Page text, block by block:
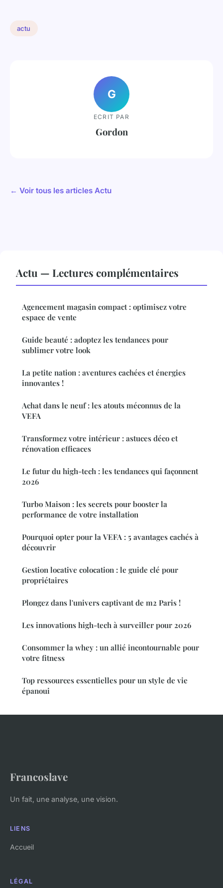
actu
G
ECRIT PAR
Gordon
← Voir tous les articles Actu
Actu — Lectures complémentaires
Agencement magasin compact : optimisez votre
espace de vente
Guide beauté : adoptez les tendances pour
sublimer votre look
La petite nation : aventures cachées et énergies
innovantes !
Achat dans le neuf : les atouts méconnus de la
VEFA
Transformez votre intérieur : astuces déco et
rénovation efficaces
Le futur du high-tech : les tendances qui façonnent
2026
Turbo Maison : les secrets pour booster la
performance de votre installation
Pourquoi opter pour la VEFA : 5 avantages cachés à
découvrir
Gestion locative colocation : le guide clé pour
propriétaires
Plongez dans l'univers captivant de m2 Paris !
Les innovations high-tech à surveiller pour 2026
Consommer la whey : un allié incontournable pour
votre fitness
Top ressources essentielles pour un style de vie
épanoui
Francoslave
Un fait, une analyse, une vision.
LIENS
Accueil
LÉGAL